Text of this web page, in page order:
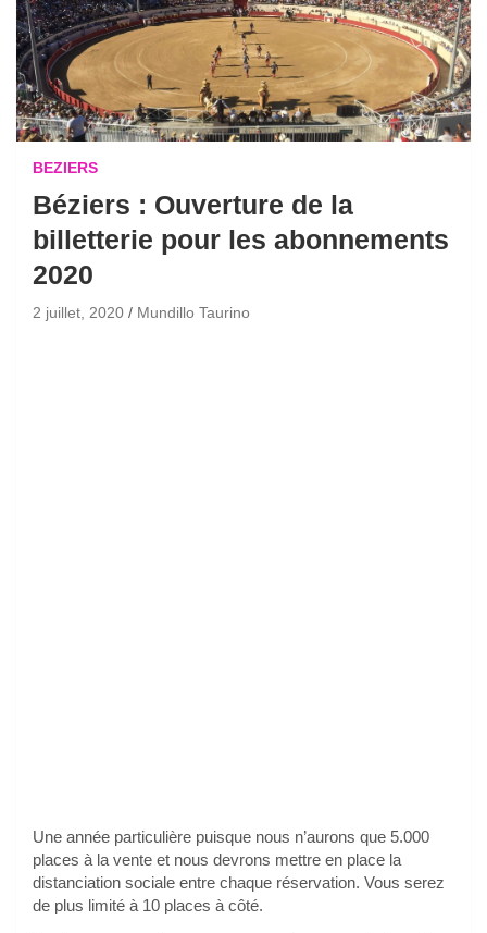
BEZIERS
Béziers : Ouverture de la
billetterie pour les abonnements
2020
2 juillet, 2020 Mundillo Taurino
Une année particulière puisque nous n’aurons que 5.000
places à la vente et nous devrons mettre en place la
distanciation sociale entre chaque réservation. Vous serez
de plus limité à 10 places à côté.